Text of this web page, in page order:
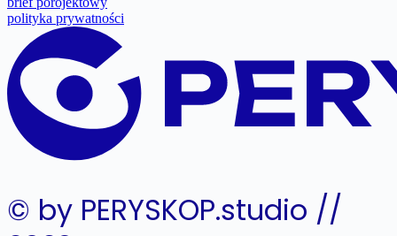
polityka prywatności
© by PERYSKOP.studio //